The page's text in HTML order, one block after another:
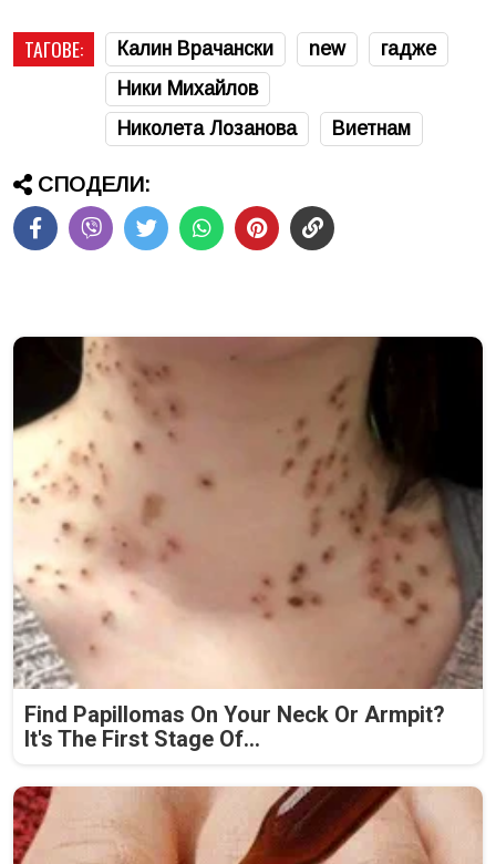
ТАГОВЕ: Калин Врачански new
гадже
Ники Михайлов
Николета Лозанова
Виетнам
СПОДЕЛИ:
Find Papillomas On Your Neck Or Armpit?
It's The First Stage Of...